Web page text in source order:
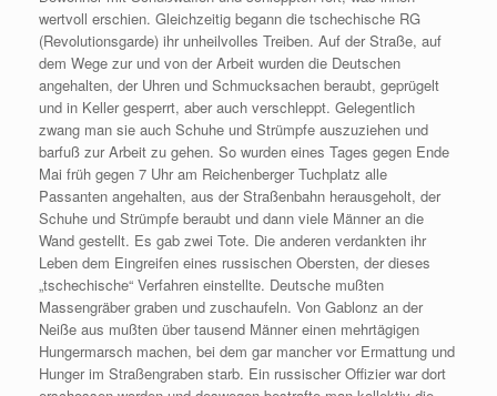
wertvoll erschien. Gleichzeitig begann die tschechische RG
(Revolutionsgarde) ihr unheilvolles Treiben. Auf der Straße, auf
dem Wege zur und von der Arbeit wurden die Deutschen
angehalten, der Uhren und Schmucksachen beraubt, geprügelt
und in Keller gesperrt, aber auch verschleppt. Gelegentlich
zwang man sie auch Schuhe und Strümpfe auszuziehen und
barfuß zur Arbeit zu gehen. So wurden eines Tages gegen Ende
Mai früh gegen 7 Uhr am Reichenberger Tuchplatz alle
Passanten angehalten, aus der Straßenbahn herausgeholt, der
Schuhe und Strümpfe beraubt und dann viele Männer an die
Wand gestellt. Es gab zwei Tote. Die anderen verdankten ihr
Leben dem Eingreifen eines russischen Obersten, der dieses
„tschechische“ Verfahren einstellte. Deutsche mußten
Massengräber graben und zuschaufeln. Von Gablonz an der
Neiße aus mußten über tausend Männer einen mehrtägigen
Hungermarsch machen, bei dem gar mancher vor Ermattung und
Hunger im Straßengraben starb. Ein russischer Offizier war dort